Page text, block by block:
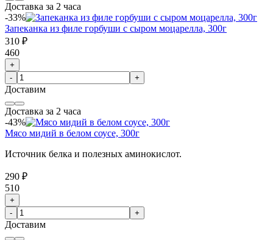
Доставка за 2 часа
-33%
Запеканка из филе горбуши с сыром моцарелла, 300г
310 ₽
460
+
-
+
Доставим
Доставка за 2 часа
-43%
Мясо мидий в белом соусе, 300г
Источник белка и полезных аминокислот.
290 ₽
510
+
-
+
Доставим